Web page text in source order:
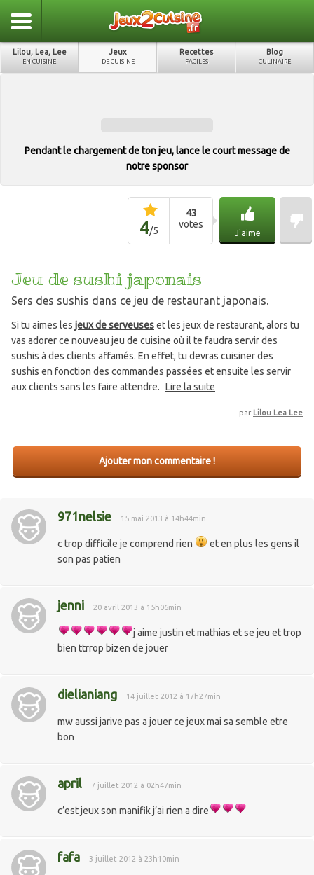
Lilou, Lea, Lee
EN CUISINE
Jeux
DE CUISINE
Recettes
FACILES
Blog
CULINAIRE
Pendant le chargement de ton jeu, lance le court message de
notre sponsor
4/5
43
votes
J'aime
Jeu de sushi japonais
Sers des sushis dans ce jeu de restaurant japonais.
Si tu aimes les jeux de serveuseset les jeux de restaurant, alors tu
vas adorer ce nouveau jeu de cuisine où il te faudra servir des
sushis à des clients affamés. En effet, tu devras cuisiner des
sushis en fonction des commandes passées et ensuite les servir
aux clients sans les faire attendre. Lire la suite
par Lilou Lea Lee
Ajouter mon commentaire !
971nelsie 15 mai 2013 à 14h44min
c trop difficile je comprend rien
et en plus les gens il
son pas patien
jenni 20 avril 2013 à 15h06min
j aime justin et mathias et se jeu et trop
bien ttrrop bizen de jouer
dielianiang 14 juillet 2012 à 17h27min
mw aussi jarive pas a jouer ce jeux mai sa semble etre
bon
april 7 juillet 2012 à 02h47min
c’est jeux son manifik j’ai rien a dire
fafa 3 juillet 2012 à 23h10min